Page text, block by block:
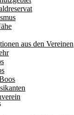
aus den Vereinen